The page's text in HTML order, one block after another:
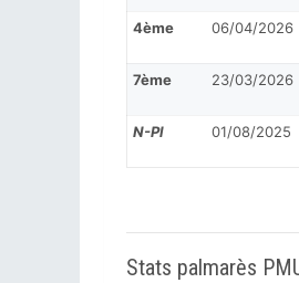
4ème
06/04/2026
7ème
23/03/2026
N-Pl
01/08/2025
Stats palmarès